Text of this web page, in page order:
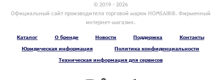
© 2019 - 2026
Официальный сайт производителя торговой марки HOMSAIR®. Фирменный
интернет-магазин.
Каталог О бренде Новости Поддержка
Контакты
Юридическая информация
Политика конфиденциальности
Техническая информация для сервисов